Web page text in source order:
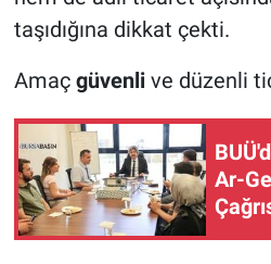
taşıdığına dikkat çekti.
Amaç güvenli ve düzenli
Ar-